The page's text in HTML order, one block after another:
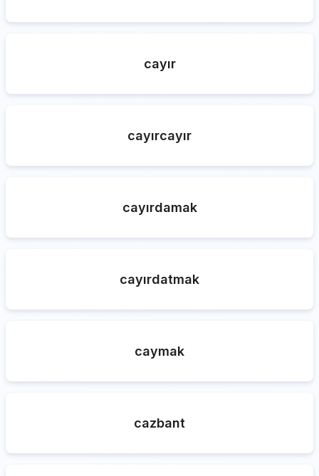
cayır
cayırcayır
cayırdamak
cayırdatmak
caymak
cazbant